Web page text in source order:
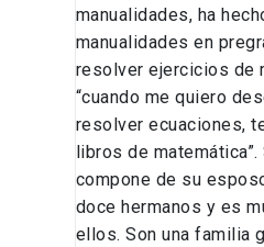
manualidades, ha
manualidades en
resolver ejercicios de
“cuando me quiero
resolver ecuaciones,
libros de
compone de su
doce hermanos y es
ellos. Son una familia